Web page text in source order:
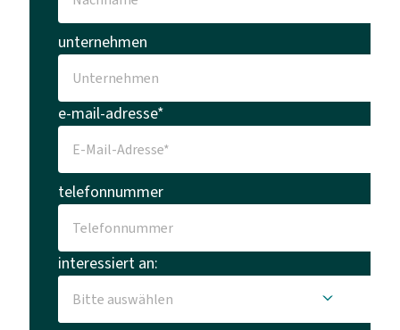
unternehmen
e-mail-adresse*
telefonnummer
interessiert an: